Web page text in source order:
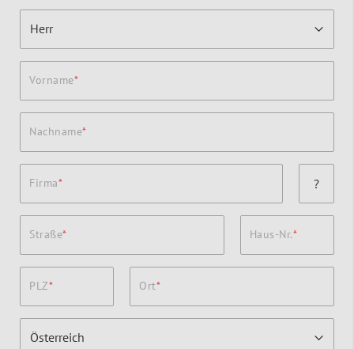
Vorname
Nachname
Firma ?
Straße Haus-Nr.
PLZ Ort